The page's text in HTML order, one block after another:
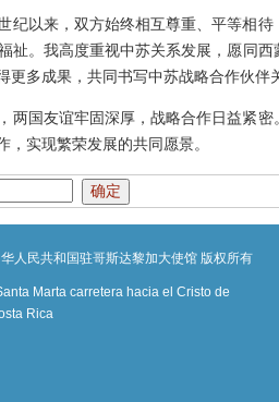
纪以来，双方始终相互尊重、平等相
。我高度重视中苏关系发展，愿同西
多成果，共同书写中苏战略合作伙伴
两国友谊牢固深厚，战略合作日益紧
实现繁荣发展的共同愿景。
人民共和国驻哥斯达黎加大使馆 版权所有
Marta carretera hacia el Cristo de
Rica